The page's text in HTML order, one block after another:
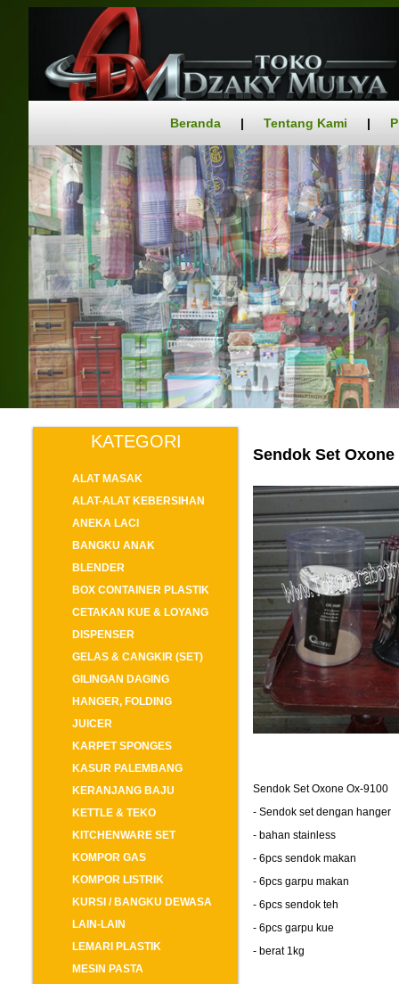
Beranda | Tentang Kami |
KATEGORI
ALAT MASAK
ALAT-ALAT KEBERSIHAN
ANEKA LACI
BANGKU ANAK
BLENDER
BOX CONTAINER PLASTIK
CETAKAN KUE & LOYANG
DISPENSER
GELAS & CANGKIR (SET)
GILINGAN DAGING
HANGER, FOLDING
JUICER
KARPET SPONGES
KASUR PALEMBANG
KERANJANG BAJU
KETTLE & TEKO
KITCHENWARE SET
KOMPOR GAS
KOMPOR LISTRIK
KURSI / BANGKU DEWASA
LAIN-LAIN
LEMARI PLASTIK
MESIN PASTA
Sendok Set Oxone
Sendok Set Oxone Ox-9100
- Sendok set dengan hanger
- bahan stainless
- 6pcs sendok makan
- 6pcs garpu makan
- 6pcs sendok teh
- 6pcs garpu kue
- berat 1kg